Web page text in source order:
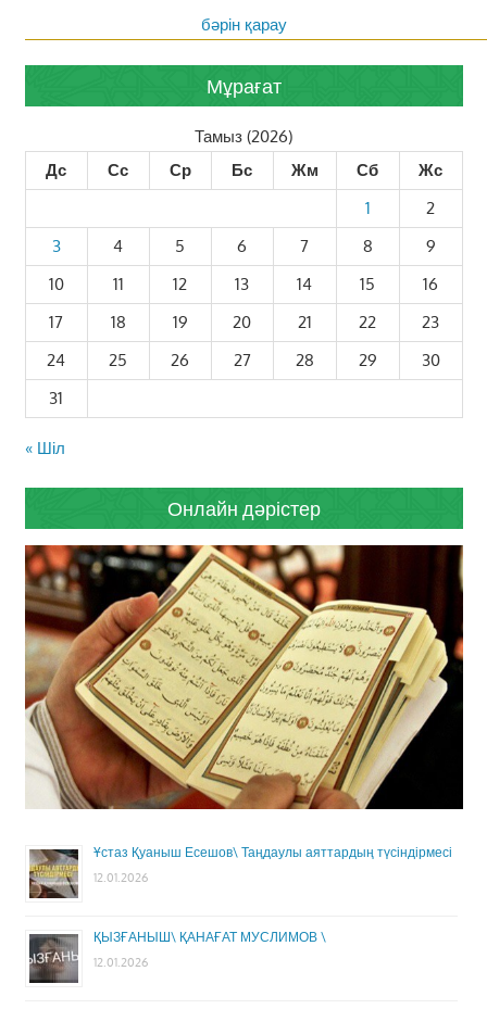
бәрін қарау
Мұрағат
Тамыз (2026)
Дс
Сс Ср Бс Жм Сб
Жс
1
2
3
4 5 6 7 8
9
10
11 12 13 14 15
16
17
18 19 20 21 22
23
24
25 26 27 28 29
30
31
« Шіл
Онлайн дәрістер
Ұстаз Қуаныш Есешов\ Таңдаулы аяттардың түсіндірмесі
12.01.2026
ҚЫЗҒАНЫШ\ ҚАНАҒАТ МУСЛИМОВ \
12.01.2026